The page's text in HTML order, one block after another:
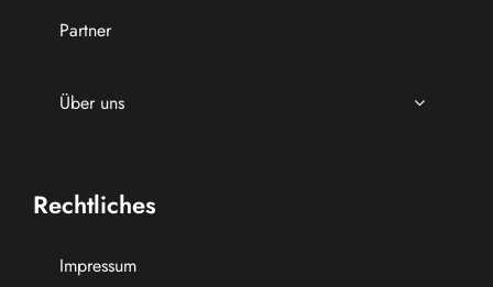
Partner
Über uns
Rechtliches
Impressum